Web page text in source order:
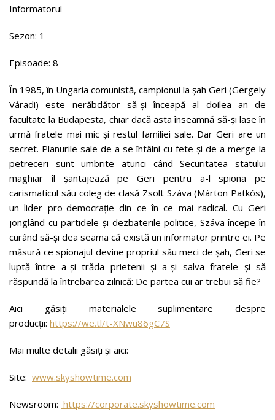
Informatorul
Sezon: 1
Episoade: 8
În 1985, în Ungaria comunistă, campionul la șah Geri (Gergely
Váradi) este nerăbdător să-și înceapă al doilea an de
facultate la Budapesta, chiar dacă asta înseamnă să-și lase în
urmă fratele mai mic și restul familiei sale. Dar Geri are un
secret. Planurile sale de a se întâlni cu fete și de a merge la
petreceri sunt umbrite atunci când Securitatea statului
maghiar îl șantajează pe Geri pentru a-l spiona pe
carismaticul său coleg de clasă Zsolt Száva (Márton Patkós),
un lider pro-democrație din ce în ce mai radical. Cu Geri
jonglând cu partidele și dezbaterile politice, Száva începe în
curând să-și dea seama că există un informator printre ei. Pe
măsură ce spionajul devine propriul său meci de șah, Geri se
luptă între a-și trăda prietenii și a-și salva fratele și să
răspundă la întrebarea zilnică: De partea cui ar trebui să fie?
Aici găsiți materialele suplimentare despre
producții: https://we.tl/t-XNwu86gC7S
Mai multe detalii găsiți și aici:
Site: www.skyshowtime.com
Newsroom: https://corporate.skyshowtime.com